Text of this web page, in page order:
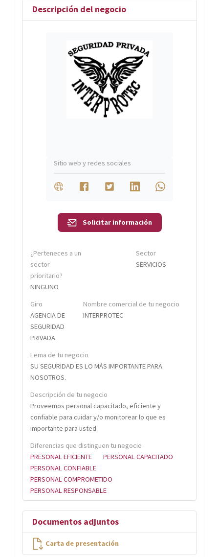
Descripción del negocio
Sitio web y redes sociales
Solicitar información
¿Perteneces a un
sector
prioritario?
NINGUNO
Sector
SERVICIOS
Giro
AGENCIA DE
SEGURIDAD
PRIVADA
Nombre comercial de tu negocio
INTERPROTEC
Lema de tu negocio
SU SEGURIDAD ES LO MÁS IMPORTANTE PARA
NOSOTROS.
Descripción de tu negocio
Proveemos personal capacitado, eficiente y
confiable para cuidar y/o monitorear lo que es
importante para usted.
Diferencias que distinguen tu negocio
PRESONAL EFICIENTE
PERSONAL CAPACITADO
PERSONAL CONFIABLE
PERSONAL COMPROMETIDO
PERSONAL RESPONSABLE
Documentos adjuntos
Carta de presentación